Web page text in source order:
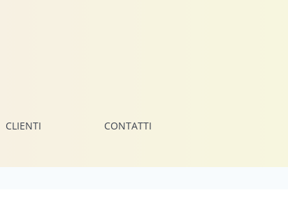
CLIENTI CONTATTI